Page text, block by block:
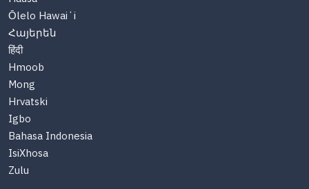
Ōlelo Hawaiʻi
Հայերեն
हिंदी
Hmoob
Mong
Hrvatski
Igbo
Bahasa Indonesia
IsiXhosa
Zulu